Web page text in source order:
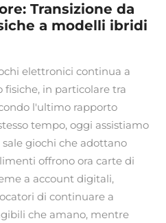
Transizione da
a modelli ibridi
elettronici continua a
in particolare tra
l'ultimo rapporto
tempo, oggi assistiamo
giochi che adottano
offrono ora carte di
a account digitali,
di continuare a
che amano, mentre